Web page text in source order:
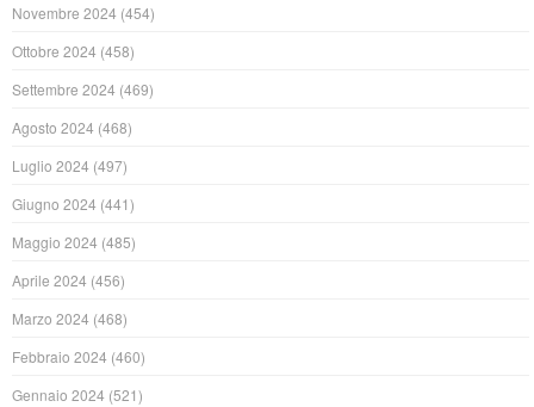
Novembre 2024 (454)
Ottobre 2024 (458)
Settembre 2024 (469)
Agosto 2024 (468)
Luglio 2024 (497)
Giugno 2024 (441)
Maggio 2024 (485)
Aprile 2024 (456)
Marzo 2024 (468)
Febbraio 2024 (460)
Gennaio 2024 (521)